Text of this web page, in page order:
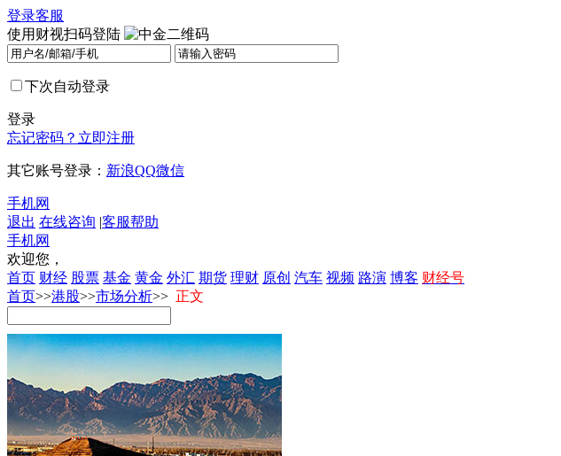
登录客服
使用财视扫码登陆
下次自动登录
登录
忘记密码？ 立即注册
其它账号登录： 新浪QQ微信
手机网
退出 在线咨询 |客服帮助
手机网
欢迎您，
首页 财经 股票 基金 黄金 外汇 期货 理财 原创 汽车 视频 路演 博客 财经号
首页>>港股>>市场分析>> 正文